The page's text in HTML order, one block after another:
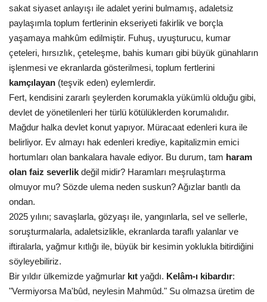
sakat siyaset anlayışı ile adalet yerini bulmamış, adaletsiz
paylaşımla toplum fertlerinin ekseriyeti fakirlik ve borçla
yaşamaya mahkûm edilmiştir. Fuhuş, uyuşturucu, kumar
çeteleri, hırsızlık, çeteleşme, bahis kumarı gibi büyük günahların
işlenmesi ve ekranlarda gösterilmesi, toplum fertlerini
kamçılayan (teşvik eden) eylemlerdir.
Fert, kendisini zararlı şeylerden korumakla yükümlü olduğu gibi,
devlet de yönetilenleri her türlü kötülüklerden korumalıdır.
Mağdur halka devlet konut yapıyor. Müracaat edenleri kura ile
belirliyor. Ev almayı hak edenleri krediye, kapitalizmin emici
hortumları olan bankalara havale ediyor. Bu durum, tam haram
olan faiz severlik değil midir? Haramları meşrulaştırma
olmuyor mu? Sözde ulema neden suskun? Ağızlar bantlı da
ondan.
2025 yılını; savaşlarla, gözyaşı ile, yangınlarla, sel ve sellerle,
soruşturmalarla, adaletsizlikle, ekranlarda taraflı yalanlar ve
iftiralarla, yağmur kıtlığı ile, büyük bir kesimin yoklukla bitirdiğini
söyleyebiliriz.
Bir yıldır ülkemizde yağmurlar kıt yağdı. Kelâm-ı kibardır:
"Vermiyorsa Ma'bûd, neylesin Mahmûd." Su olmazsa üretim de